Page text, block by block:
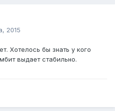
2015
Хотелось бы знать у кого
выдает стабильно.